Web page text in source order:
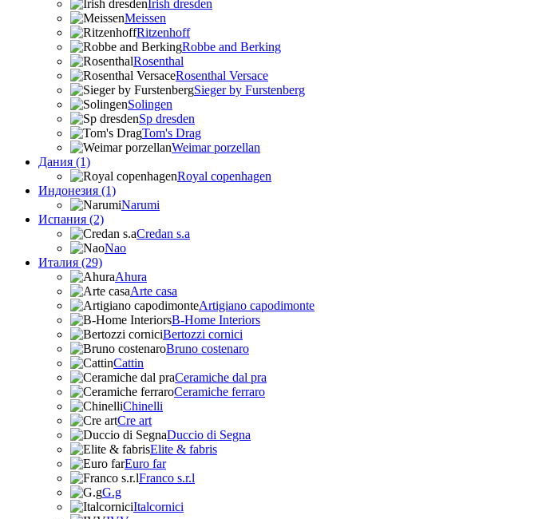
Irish dresden
Meissen
Ritzenhoff
Robbe and Berking
Rosenthal
Rosenthal Versace
Sieger by Furstenberg
Solingen
Sp dresden
Tom's Drag
Weimar porzellan
Дания (1)
Royal copenhagen
Индонезия (1)
Narumi
Испания (2)
Credan s.a
Nao
Италия (29)
Ahura
Arte casa
Artigiano capodimonte
B-Home Interiors
Bertozzi cornici
Bruno costenaro
Cattin
Ceramiche dal pra
Ceramiche ferraro
Chinelli
Cre art
Duccio di Segna
Elite & fabris
Euro far
Franco s.r.l
G.g
Italcornici